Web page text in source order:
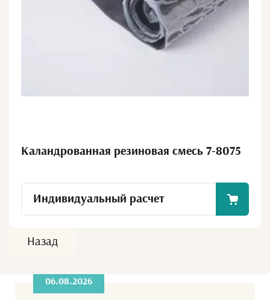
Каландрованная резиновая смесь 7-8075
Индивидуальный расчет
Назад
06.08.2026